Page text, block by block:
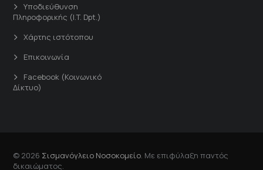
Υποδιεύθυνση
Πληροφορικής (I.T. Dpt.)
Χάρτης ιστότοπου
Επικοινωνία
Facebook (Κοινωνικό
Δίκτυο)
© 2026 Σισμανόγλειο Νοσοκομείο . Με επιφύλαξη παντός
δικαιώματος.